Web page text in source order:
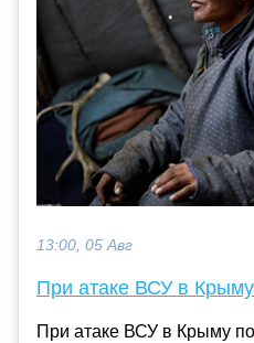
13:00, 05 Авг
При атаке ВСУ в
При атаке ВСУ в Крыму